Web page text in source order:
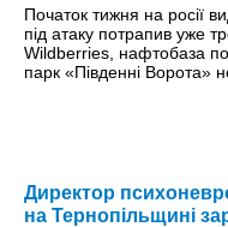
Початок тижня на росії
під атаку потрапив уже
Wildberries, нафтобаза
парк «Південні Ворота»
Директор
на Тернопільщині